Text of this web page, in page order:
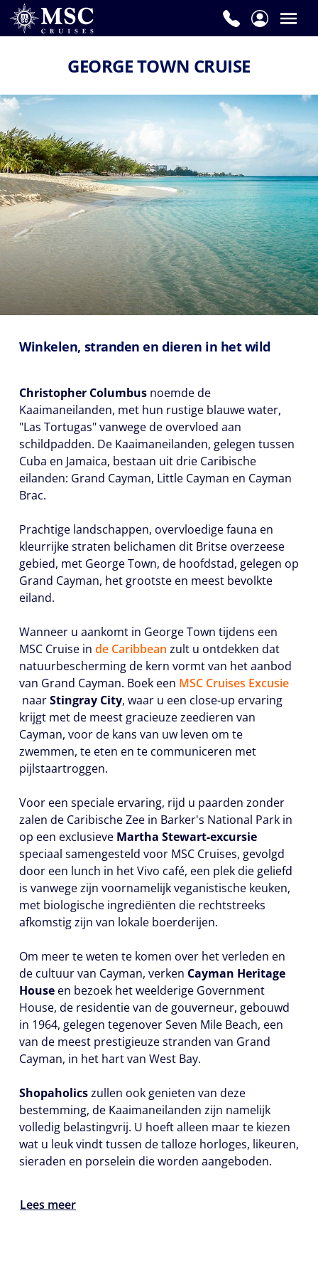
GEORGE TOWN CRUISE
Winkelen, stranden en dieren in het wild
Christopher Columbus noemde de
Kaaimaneilanden, met hun rustige blauwe water,
"Las Tortugas" vanwege de overvloed aan
schildpadden. De Kaaimaneilanden, gelegen tussen
Cuba en Jamaica, bestaan uit drie Caribische
eilanden: Grand Cayman, Little Cayman en Cayman
Brac.
Prachtige landschappen, overvloedige fauna en
kleurrijke straten belichamen dit Britse overzeese
gebied, met George Town, de hoofdstad, gelegen op
Grand Cayman, het grootste en meest bevolkte
eiland.
Wanneer u aankomt in George Town tijdens een
MSC Cruise in de Caribbean zult u ontdekken dat
natuurbescherming de kern vormt van het aanbod
van Grand Cayman. Boek een MSC Cruises Excusie
naarStingray City, waar u een close-up ervaring
krijgt met de meest gracieuze zeedieren van
Cayman, voor de kans van uw leven om te
zwemmen, te eten en te communiceren met
pijlstaartroggen.
Voor een speciale ervaring, rijd u paarden zonder
zalen de Caribische Zee in Barker's National Park in
op een exclusieve Martha Stewart-excursie
speciaal samengesteld voor MSC Cruises, gevolgd
door een lunch in het Vivo café, een plek die geliefd
is vanwege zijn voornamelijk veganistische keuken,
met biologische ingrediënten die rechtstreeks
afkomstig zijn van lokale boerderijen.
Om meer te weten te komen over het verleden en
de cultuur van Cayman, verken Cayman Heritage
House en bezoek het weelderige Government
House, de residentie van de gouverneur, gebouwd
in 1964, gelegen tegenover Seven Mile Beach, een
van de meest prestigieuze stranden van Grand
Cayman, in het hart van West Bay.
Shopaholicszullen ook genieten van deze
bestemming, de Kaaimaneilanden zijn namelijk
volledig belastingvrij. U hoeft alleen maar te kiezen
wat u leuk vindt tussen de talloze horloges, likeuren,
sieraden en porselein die worden aangeboden.
Lees meer